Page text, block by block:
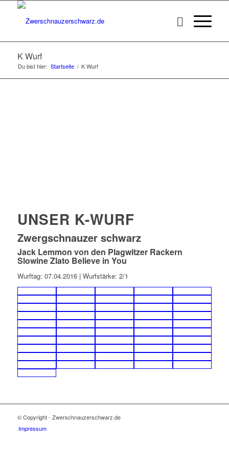
K Wurf
Du bist hier: Startseite / K Wurf
UNSER K-WURF
Zwergschnauzer schwarz
Jack Lemmon von den Plagwitzer Rackern
Slowine Zlato Believe in You
Wurftag: 07.04.2016 | Wurfstärke: 2/1
© Copyright - Zwerschnauzerschwarz.de
Impressum